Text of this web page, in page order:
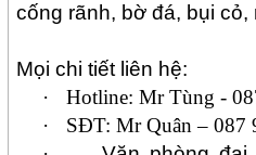
cống rãnh, bờ đá, bụi
Mọi chi tiết liên hệ:
·
Hotline:Mr Tùng -
·
SĐT: Mr Quân – 087